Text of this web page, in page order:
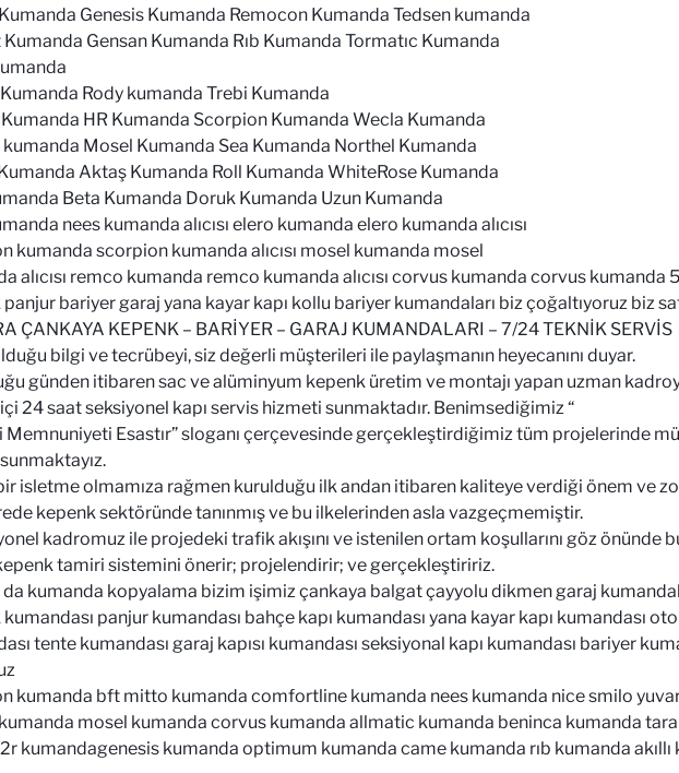
Genesis Kumanda Remocon Kumanda Tedsen kumanda
Kumanda Gensan Kumanda Rıb Kumanda Tormatıc Kumanda
Kumanda Rody kumanda Trebi Kumanda
HR Kumanda Scorpion Kumanda Wecla Kumanda
kumanda Mosel Kumanda Sea Kumanda Northel Kumanda
Aktaş Kumanda Roll Kumanda WhiteRose Kumanda
Beta Kumanda Doruk Kumanda Uzun Kumanda
nees kumanda alıcısı elero kumanda elero kumanda alıcısı
kumanda scorpion kumanda alıcısı mosel kumanda mosel
alıcısı remco kumanda remco kumanda alıcısı corvus kumanda corvus kumanda 5
bariyer garaj yana kayar kapı kollu bariyer kumandaları biz çoğaltıyoruz biz
ÇANKAYA KEPENK – BARİYER – GARAJ KUMANDALARI – 7/24 TEKNİK SERVİS
bilgi ve tecrübeyi, siz değerli müşterileri ile paylaşmanın heyecanını duyar.
günden itibaren sac ve alüminyum kepenk üretim ve montajı yapan uzman
24 saat seksiyonel kapı servis hizmeti sunmaktadır. Benimsediğimiz “
Memnuniyeti Esastır” sloganı çerçevesinde gerçekleştirdiğimiz tüm projelerinde
bir isletme olmamıza rağmen kurulduğu ilk andan itibaren kaliteye verdiği önem ve
kepenk sektöründe tanınmış ve bu ilkelerinden asla vazgeçmemiştir.
kadromuz ile projedeki trafik akışını ve istenilen ortam koşullarını göz önünde
tamiri sistemini önerir; projelendirir; ve gerçekleştiririz.
kumanda kopyalama bizim işimiz çankaya balgat çayyolu dikmen garaj
panjur kumandası bahçe kapı kumandası yana kayar kapı kumandası
tente kumandası garaj kapısı kumandası seksiyonal kapı kumandası bariyer
kumanda bft mitto kumanda comfortline kumanda nees kumanda nice smilo
mosel kumanda corvus kumanda allmatic kumanda beninca kumanda
kumandagenesis kumanda optimum kumanda came kumanda rıb kumanda akıllı